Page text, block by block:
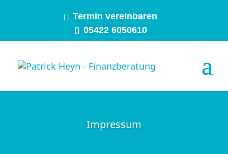
Termin vereinbaren
05422 6050610‬
Impressum